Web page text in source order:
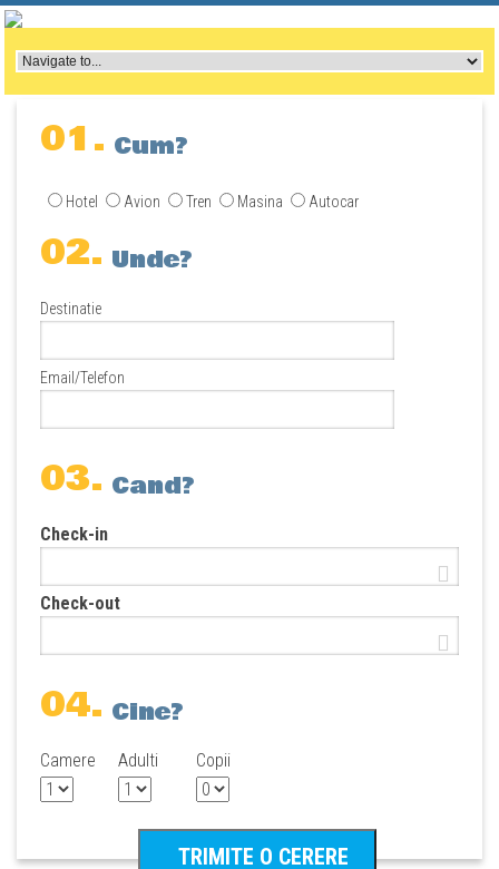
01. Cum?
Hotel Avion Tren Masina Autocar
02. Unde?
Destinatie
Email/Telefon
03. Cand?
Check-in
Check-out
04. Cine?
Camere Adulti Copii